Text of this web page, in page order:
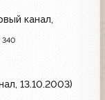
канал,
340
13.10.2003)